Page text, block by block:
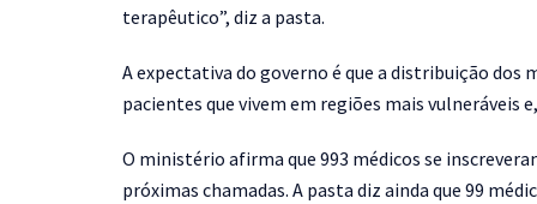
terapêutico”, diz a pasta.
A expectativa do governo é que a distribuição dos
pacientes que vivem em regiões mais vulneráveis
O ministério afirma que 993 médicos se
próximas chamadas. A pasta diz ainda que 99